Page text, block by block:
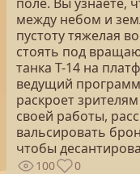
между небом и
пустоту тяжелая
стоять под
танка Т-14 на
ведущий
раскроет
своей работы,
вальсировать
чтобы
100 0